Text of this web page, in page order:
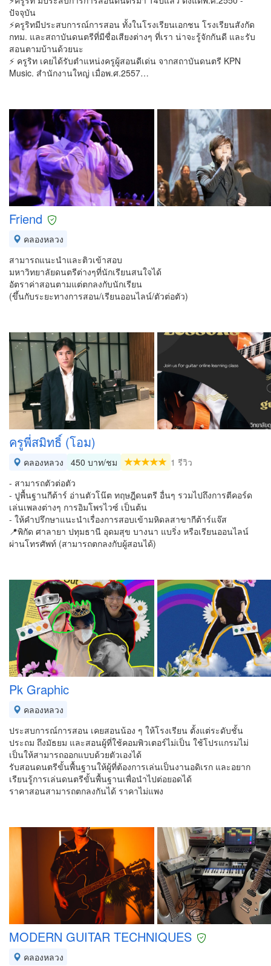
ปัจจุบัน
⚡️ครูริทมีประสบการณ์การสอน ทั้งในโรงเรียนเอกชน โรงเรียนสังกัด
กทม. และสถาบันดนตรีที่มีชื่อเสียงต่างๆ ที่เรา น่าจะรู้จักกันดี และรับ
สอนตามบ้านด้วยนะ
⚡️ ครูริท เคยได้รับตำแหน่งครูผู้สอนดีเด่น จากสถาบันดนตรี KPN
Music. สำนักงานใหญ่ เมื่อพ.ศ.2557…
Friend
คลองหลวง
สามารถแนะนำและติวเข้าสอบ
มหาวิทยาลัยดนตรีต่างๆที่นักเรียนสนใจได้
อัตราค่าสอนตามแต่ตกลงกับนักเรียน
(ขึ้นกับระยะทางการสอน/เรียนออนไลน์/ตัวต่อตัว)
ครูพี่สมิทธิ์ (โอม)
คลองหลวง 450 บาท/ชม
1 รีวิว
- สามารถตัวต่อตัว
- ปูพื้นฐานกีต้าร์ อ่านตัวโน๊ต ทฤษฎีดนตรี อื่นๆ รวมไปถึงการตีคอร์ด
เล่นเพลงต่างๆ การอิมโพรไวซ์ เป็นต้น
- ให้คำปรึกษาแนะนำเรื่องการสอบเข้ามหิดลสาขากีต้าร์แจ๊ส
📍พิกัด ศาลายา ปทุมธานี อุดมสุข บางนา แบริ่ง หรือเรียนออนไลน์
ผ่านโทรศัพท์ (สามารถตกลงกับผู้สอนได้)
Pk Graphic
คลองหลวง
ประสบการณ์การสอน เคยสอนน้อง ๆ ให้โรงเรียน ตั้งแต่ระดับชั้น
ประถม ถึงมัธยม และสอนผู้ที่ใช้คอมพิวเตอร์ไม่เป็น ใช้โปรแกรมไม่
เป็นให้สามารถออกแบบด้วยตัวเองได้
รับสอนดนตรีขั้นพื้นฐานให้ผู้ที่ต้องการเล่นเป็นงานอดิเรก และอยาก
เรียนรู้การเล่นดนตรีขั้นพื้นฐานเพื่อนำไปต่อยอดได้
ราคาสอนสามารถตกลงกันได้ ราคาไม่แพง
MODERN GUITAR TECHNIQUES
คลองหลวง